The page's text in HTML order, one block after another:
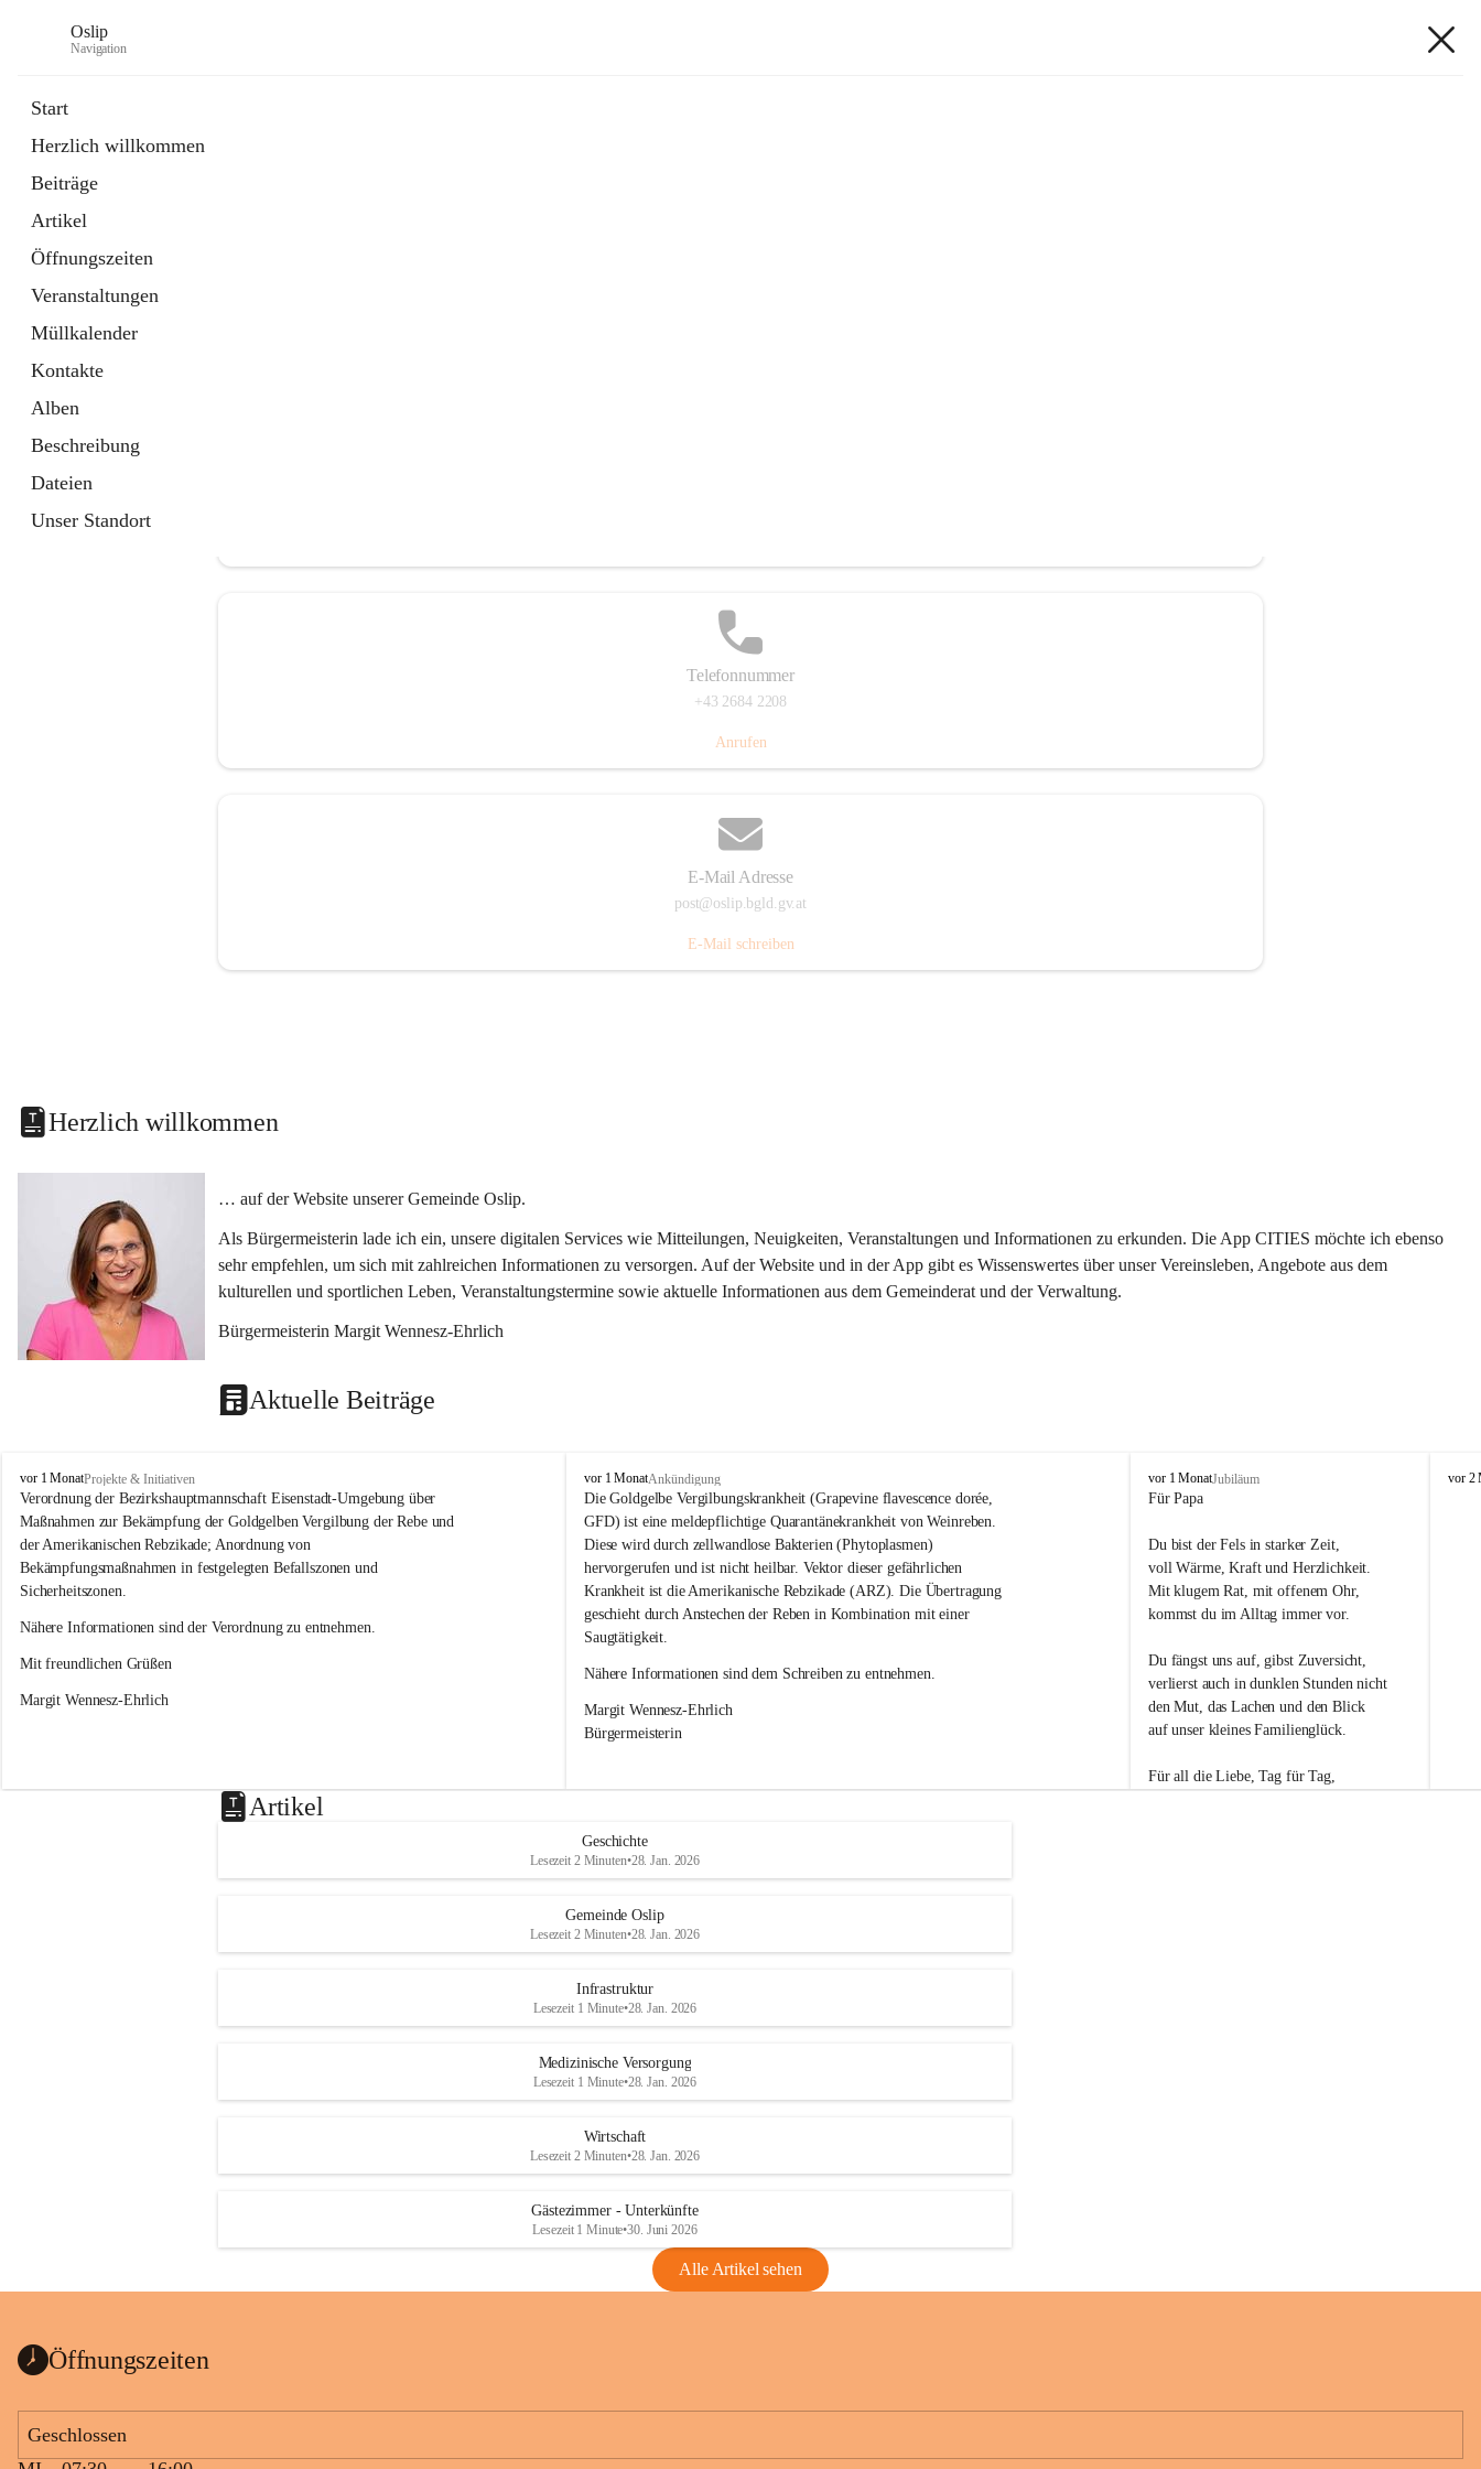
Oslip
Navigation
Start
Herzlich willkommen
Beiträge
Artikel
Öffnungszeiten
Veranstaltungen
Müllkalender
Kontakte
Alben
Beschreibung
Dateien
Unser Standort
Telefonnummer
+43 2684 2208
Anrufen
E-Mail Adresse
post@oslip.bgld.gv.at
E-Mail schreiben
Herzlich willkommen
… auf der Website unserer Gemeinde Oslip.
Als Bürgermeisterin lade ich ein, unsere digitalen Services wie Mitteilungen, Neuigkeiten, Veranstaltungen und Informationen zu erkunden. Die App CITIES möchte ich ebenso
sehr empfehlen, um sich mit zahlreichen Informationen zu versorgen. Auf der Website und in der App gibt es Wissenswertes über unser Vereinsleben, Angebote aus dem
kulturellen und sportlichen Leben, Veranstaltungstermine sowie aktuelle Informationen aus dem Gemeinderat und der Verwaltung.
Bürgermeisterin Margit Wennesz-Ehrlich
Aktuelle Beiträge
O
s
l
i
p
vor 1 MonatProjekte & Initiativen
Verordnung der Bezirkshauptmannschaft Eisenstadt-Umgebung über
Maßnahmen zur Bekämpfung der Goldgelben Vergilbung der Rebe und
der Amerikanischen Rebzikade; Anordnung von
Bekämpfungsmaßnahmen in festgelegten Befallszonen und
Sicherheitszonen.
Nähere Informationen sind der Verordnung zu entnehmen.
Mit freundlichen Grüßen
Margit Wennesz-Ehrlich
O
s
l
i
p
vor 1 MonatAnkündigung
Die Goldgelbe Vergilbungskrankheit (Grapevine flavescence dorée,
GFD) ist eine meldepflichtige Quarantänekrankheit von Weinreben.
Diese wird durch zellwandlose Bakterien (Phytoplasmen)
hervorgerufen und ist nicht heilbar. Vektor dieser gefährlichen
Krankheit ist die Amerikanische Rebzikade (ARZ). Die Übertragung
geschieht durch Anstechen der Reben in Kombination mit einer
Saugtätigkeit.
Nähere Informationen sind dem Schreiben zu entnehmen.
Margit Wennesz-Ehrlich
Bürgermeisterin
O
s
i
vor 1 MonatJubiläum
Für Papa
Du bist der Fels in starker Zeit,
voll Wärme, Kraft und Herzlichkeit.
Mit klugem Rat, mit offenem Ohr,
kommst du im Alltag immer vor.
Du fängst uns auf, gibst Zuversicht,
verlierst auch in dunklen Stunden nicht
den Mut, das Lachen und den Blick
auf unser kleines Familienglück.
Für all die Liebe, Tag für Tag,
O
vor 2
Artikel
Geschichte
Lesezeit 2 Minuten•28. Jan. 2026
Gemeinde Oslip
Lesezeit 2 Minuten•28. Jan. 2026
Infrastruktur
Lesezeit 1 Minute•28. Jan. 2026
Medizinische Versorgung
Lesezeit 1 Minute•28. Jan. 2026
Wirtschaft
Lesezeit 2 Minuten•28. Jan. 2026
Gästezimmer - Unterkünfte
Lesezeit 1 Minute•30. Juni 2026
Alle Artikel sehen
Öffnungszeiten
Geschlossen